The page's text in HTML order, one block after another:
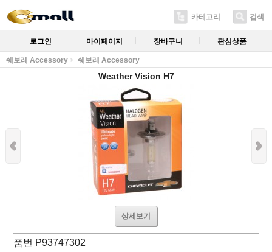
카테고리 검색
로그인 마이페이지 장바구니 관심상품
쉐보레 Accessory 쉐보레 Accessory
Weather Vision H7
상세보기
품번 P93747302